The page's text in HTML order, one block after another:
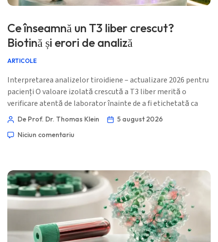
Ce înseamnă un T3 liber crescut?
Biotină și erori de analiză
ARTICOLE
Interpretarea analizelor tiroidiene – actualizare 2026 pentru
pacienți O valoare izolată crescută a T3 liber merită o
verificare atentă de laborator înainte de a fi etichetată ca
hipertiroidism. Suplimentele, designul testului și anticorpii
minute 📅 5 august 2026 📝 Publicat: 5 august 2026 🩺
De Prof. Dr. Thomas Klein
5 august 2026
Niciun comentariu